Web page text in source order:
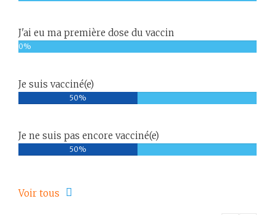
J'ai eu ma première dose du vaccin
0%
Je suis vacciné(e)
50%
Je ne suis pas encore vacciné(e)
50%
Voir tous